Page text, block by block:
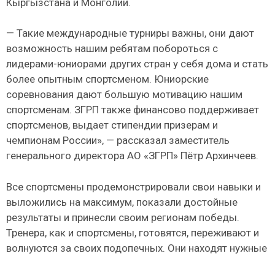
— Такие международные турниры важны, они дают
возможность нашим ребятам побороться с
лидерами-юниорами других стран у себя дома и стать
более опытным спортсменом. Юниорские
соревнования дают большую мотивацию нашим
спортсменам. ЗГРП также финансово поддерживает
спортсменов, выдает стипендии призерам и
чемпионам России», — рассказал заместитель
генерального директора АО «ЗГРП» Пётр Архинчеев.
Все спортсмены продемонстрировали свои навыки и
выложились на максимум, показали достойные
результаты и принесли своим регионам победы.
Тренера, как и спортсмены, готовятся, переживают и
волнуются за своих подопечных. Они находят нужные